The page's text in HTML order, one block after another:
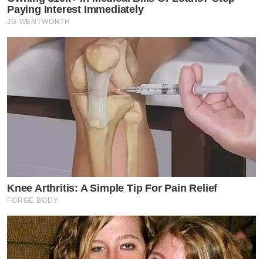
Paying Interest Immediately
JG WENTWORTH
Knee Arthritis: A Simple Tip For Pain Relief
FORGE BODY